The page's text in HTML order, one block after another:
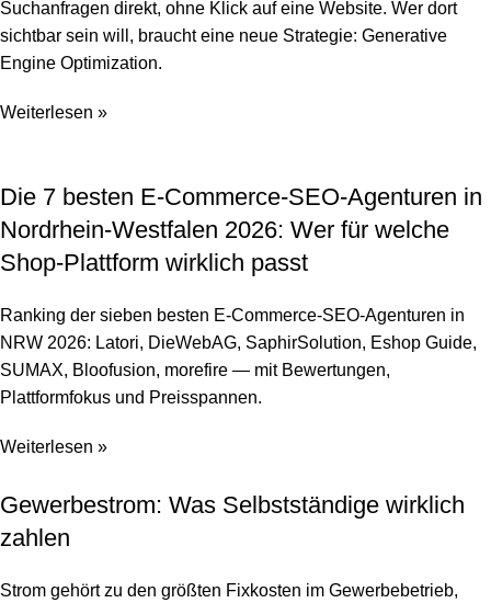
Suchanfragen direkt, ohne Klick auf eine Website. Wer dort
sichtbar sein will, braucht eine neue Strategie: Generative
Engine Optimization.
Weiterlesen »
Die 7 besten E-Commerce-SEO-Agenturen in
Nordrhein-Westfalen 2026: Wer für welche
Shop-Plattform wirklich passt
Ranking der sieben besten E-Commerce-SEO-Agenturen in
NRW 2026: Latori, DieWebAG, SaphirSolution, Eshop Guide,
SUMAX, Bloofusion, morefire — mit Bewertungen,
Plattformfokus und Preisspannen.
Weiterlesen »
Gewerbestrom: Was Selbstständige wirklich
zahlen
Strom gehört zu den größten Fixkosten im Gewerbebetrieb,